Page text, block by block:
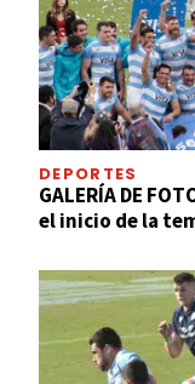
DEPORTES
GALERÍA DE
el inicio de la